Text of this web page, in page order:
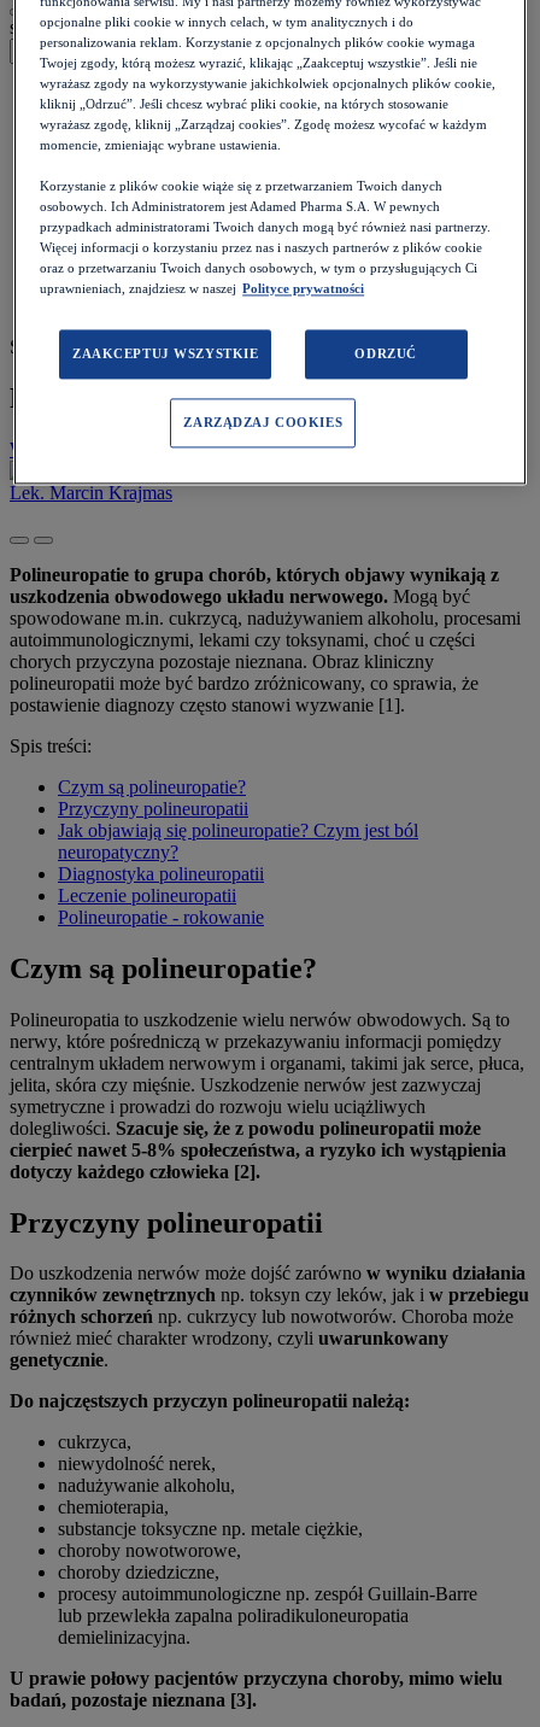
szukaj
Strona główna >
Pacjent >
Ból i stan zapalny
>
Polineuropatie - co warto wiedzieć?
Szacowany czas czytania: 8 minut
Polineuropatie - co warto wiedzieć?
Wróć do listy 29.11.2023
Lek. Marcin Krajmas
Polineuropatie to grupa chorób, których objawy wynikają z
uszkodzenia obwodowego układu nerwowego. Mogą być
spowodowane m.in. cukrzycą, nadużywaniem alkoholu, procesami
autoimmunologicznymi, lekami czy toksynami, choć u części
chorych przyczyna pozostaje nieznana. Obraz kliniczny
polineuropatii może być bardzo zróżnicowany, co sprawia, że
postawienie diagnozy często stanowi wyzwanie [1].
Spis treści:
Czym są polineuropatie?
Przyczyny polineuropatii
Jak objawiają się polineuropatie? Czym jest ból
neuropatyczny?
Diagnostyka polineuropatii
Leczenie polineuropatii
Polineuropatie - rokowanie
Czym są polineuropatie?
Polineuropatia to uszkodzenie wielu nerwów obwodowych. Są to
nerwy, które pośredniczą w przekazywaniu informacji pomiędzy
centralnym układem nerwowym i organami, takimi jak serce, płuca,
jelita, skóra czy mięśnie. Uszkodzenie nerwów jest zazwyczaj
symetryczne i prowadzi do rozwoju wielu uciążliwych
dolegliwości. Szacuje się, że z powodu polineuropatii może
cierpieć nawet 5-8% społeczeństwa, a ryzyko ich wystąpienia
dotyczy każdego człowieka [2].
Przyczyny polineuropatii
Do uszkodzenia nerwów może dojść zarówno w wyniku działania
czynników zewnętrznych np. toksyn czy leków, jak i w przebiegu
różnych schorzeń np. cukrzycy lub nowotworów. Choroba może
również mieć charakter wrodzony, czyli uwarunkowany
genetycznie.
Do najczęstszych przyczyn polineuropatii należą:
cukrzyca,
niewydolność nerek,
nadużywanie alkoholu,
chemioterapia,
substancje toksyczne np. metale ciężkie,
choroby nowotworowe,
choroby dziedziczne,
procesy autoimmunologiczne np. zespół Guillain-Barre
lub przewlekła zapalna poliradikuloneuropatia
demielinizacyjna.
U prawie połowy pacjentów przyczyna choroby, mimo wielu
badań, pozostaje nieznana [3].
opcjonalne pliki cookie w innych celach, w tym analitycznych i do
personalizowania reklam. Korzystanie z opcjonalnych plików cookie wymaga
Twojej zgody, którą możesz wyrazić, klikając „Zaakceptuj wszystkie”. Jeśli nie
wyrażasz zgody na wykorzystywanie jakichkolwiek opcjonalnych plików cookie,
kliknij „Odrzuć”. Jeśli chcesz wybrać pliki cookie, na których stosowanie
wyrażasz zgodę, kliknij „Zarządzaj cookies”. Zgodę możesz wycofać w każdym
momencie, zmieniając wybrane ustawienia.
Korzystanie z plików cookie wiąże się z przetwarzaniem Twoich danych
osobowych. Ich Administratorem jest Adamed Pharma S.A. W pewnych
przypadkach administratorami Twoich danych mogą być również nasi partnerzy.
Więcej informacji o korzystaniu przez nas i naszych partnerów z plików cookie
oraz o przetwarzaniu Twoich danych osobowych, w tym o przysługujących Ci
uprawnieniach, znajdziesz w naszej Polityce prywatności
ZAAKCEPTUJ WSZYSTKIE ODRZUĆ
ZARZĄDZAJ COOKIES